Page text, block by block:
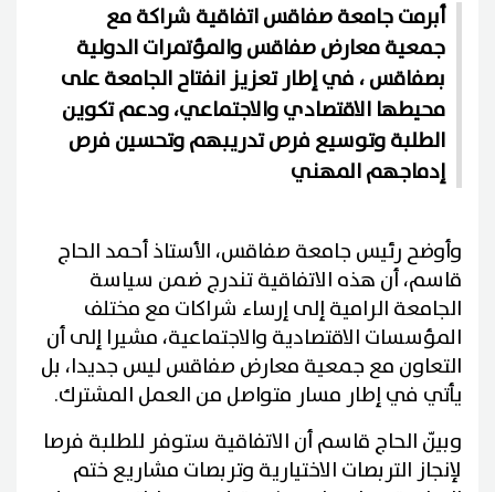
أبرمت جامعة صفاقس اتفاقية شراكة مع
جمعية معارض صفاقس والمؤتمرات الدولية
بصفاقس ، في إطار تعزيز انفتاح الجامعة على
محيطها الاقتصادي والاجتماعي، ودعم تكوين
الطلبة وتوسيع فرص تدريبهم وتحسين فرص
إدماجهم المهني
وأوضح رئيس جامعة صفاقس، الأستاذ أحمد الحاج
قاسم، أن هذه الاتفاقية تندرج ضمن سياسة
الجامعة الرامية إلى إرساء شراكات مع مختلف
المؤسسات الاقتصادية والاجتماعية، مشيرا إلى أن
التعاون مع جمعية معارض صفاقس ليس جديدا، بل
يأتي في إطار مسار متواصل من العمل المشترك.
وبيّن الحاج قاسم أن الاتفاقية ستوفر للطلبة فرصا
لإنجاز التربصات الاختيارية وتربصات مشاريع ختم